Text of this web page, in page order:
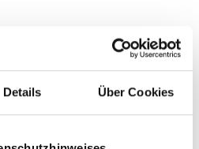
Details Über Cookies